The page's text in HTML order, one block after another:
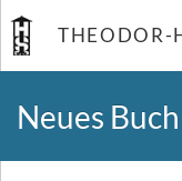
THEODOR-
Neues